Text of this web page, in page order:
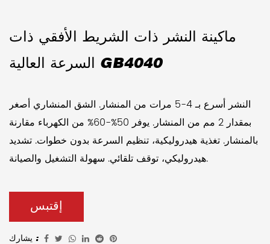
ماكينة النشر ذات الشريط الأفقي ذات
السرعة العالية GB4040
النشر أسرع بـ 4-5 مرات من المنشار. الشق المنشاري أصغر
بمقدار 2 مم من المنشار. يوفر 50%-60% من الكهرباء مقارنة
بالمنشار. تغذية هيدروليكية، تنظيم السرعة بدون خطوات. تشديد
هيدروليكي، توقف تلقائي. سهولة التشغيل والصيانة.
إقتبس
يشارك :